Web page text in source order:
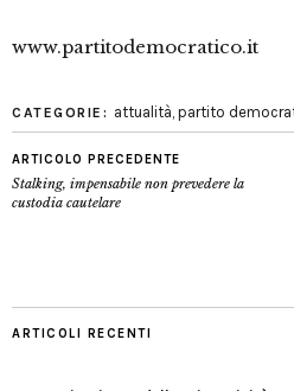
www.partitodemocratico.it
CATEGORIE: attualità, partito
ARTICOLO PRECEDENTE
Stalking, impensabile non prevedere la
custodia cautelare
ARTICOLI RECENTI